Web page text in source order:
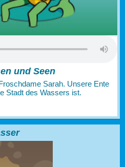
und Seen
Sarah. Unsere Ente
Stadt des Wassers ist.